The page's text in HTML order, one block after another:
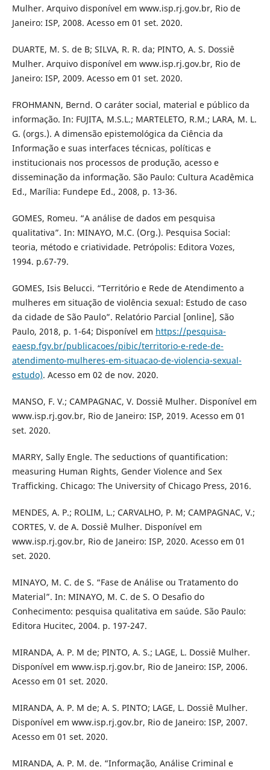
Mulher. Arquivo disponível em www.isp.rj.gov.br, Rio de
Janeiro: ISP, 2008. Acesso em 01 set. 2020.
DUARTE, M. S. de B; SILVA, R. R. da; PINTO, A. S. Dossiê
Mulher. Arquivo disponível em www.isp.rj.gov.br, Rio de
Janeiro: ISP, 2009. Acesso em 01 set. 2020.
FROHMANN, Bernd. O caráter social, material e público da
informação. In: FUJITA, M.S.L.; MARTELETO, R.M.; LARA, M. L.
G. (orgs.). A dimensão epistemológica da Ciência da
Informação e suas interfaces técnicas, políticas e
institucionais nos processos de produção, acesso e
disseminação da informação. São Paulo: Cultura Acadêmica
Ed., Marília: Fundepe Ed., 2008, p. 13-36.
GOMES, Romeu. “A análise de dados em pesquisa
qualitativa”. In: MINAYO, M.C. (Org.). Pesquisa Social:
teoria, método e criatividade. Petrópolis: Editora Vozes,
1994. p.67-79.
GOMES, Isis Belucci. “Território e Rede de Atendimento a
mulheres em situação de violência sexual: Estudo de caso
da cidade de São Paulo”. Relatório Parcial [online], São
Paulo, 2018, p. 1-64; Disponível em https://pesquisa-
eaesp.fgv.br/publicacoes/pibic/territorio-e-rede-de-
atendimento-mulheres-em-situacao-de-violencia-sexual-
estudo). Acesso em 02 de nov. 2020.
MANSO, F. V.; CAMPAGNAC, V. Dossiê Mulher. Disponível em
www.isp.rj.gov.br, Rio de Janeiro: ISP, 2019. Acesso em 01
set. 2020.
MARRY, Sally Engle. The seductions of quantification:
measuring Human Rights, Gender Violence and Sex
Trafficking. Chicago: The University of Chicago Press, 2016.
MENDES, A. P.; ROLIM, L.; CARVALHO, P. M; CAMPAGNAC, V.;
CORTES, V. de A. Dossiê Mulher. Disponível em
www.isp.rj.gov.br, Rio de Janeiro: ISP, 2020. Acesso em 01
set. 2020.
MINAYO, M. C. de S. “Fase de Análise ou Tratamento do
Material”. In: MINAYO, M. C. de S. O Desafio do
Conhecimento: pesquisa qualitativa em saúde. São Paulo:
Editora Hucitec, 2004. p. 197-247.
MIRANDA, A. P. M de; PINTO, A. S.; LAGE, L. Dossiê Mulher.
Disponível em www.isp.rj.gov.br, Rio de Janeiro: ISP, 2006.
Acesso em 01 set. 2020.
MIRANDA, A. P. M de; A. S. PINTO; LAGE, L. Dossiê Mulher.
Disponível em www.isp.rj.gov.br, Rio de Janeiro: ISP, 2007.
Acesso em 01 set. 2020.
MIRANDA, A. P. M. de. “Informação, Análise Criminal e